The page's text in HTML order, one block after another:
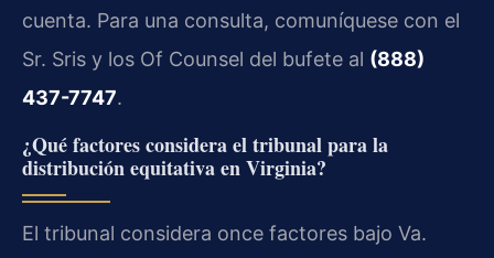
cuenta. Para una consulta, comuníquese con el
Sr. Sris y los Of Counsel del bufete al (888)
437-7747.
¿Qué factores considera el tribunal para la
distribución equitativa en Virginia?
El tribunal considera once factores bajo Va.